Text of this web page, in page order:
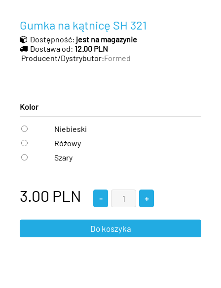
Gumka na kątnicę SH 321
Dostępność: jest na magazynie
Dostawa od: 12.00 PLN
Producent/Dystrybutor:Formed
Kolor
Niebieski
Różowy
Szary
3.00 PLN